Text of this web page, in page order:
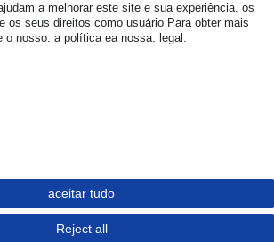
| Todos os direitos reservados. - All rights
incl. VAT. 19% VAT Basic prices see article detail
to the UK!
a melhorar este site e sua experiência. os
os seus direitos como usuário Para obter mais
o nosso: a política ea nossa: legal.
aceitar tudo
Reject all